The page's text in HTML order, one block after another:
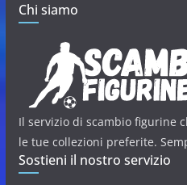
Chi siamo
Il servizio di scambio figurine
le tue collezioni preferite.
Sostieni il nostro servizio